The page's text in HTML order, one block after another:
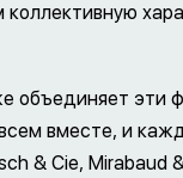
объединяет эти
вместе, и
& Cie, Mirabaud